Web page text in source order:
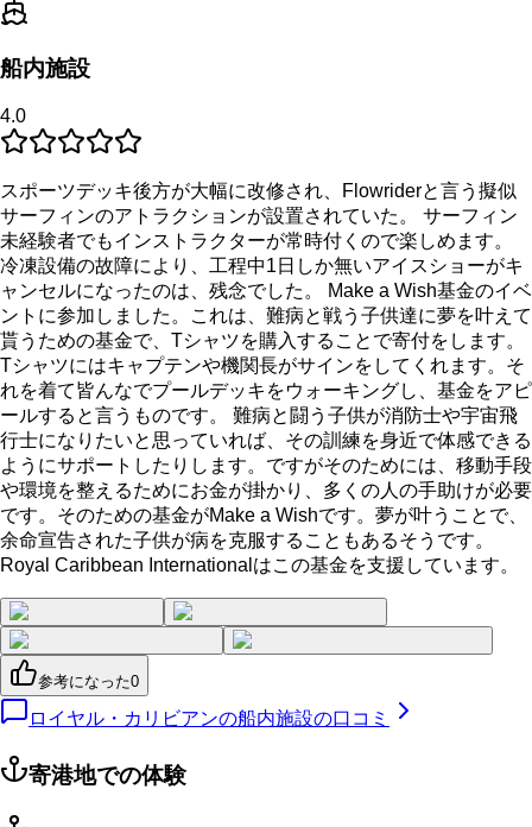
船内施設
4.0
スポーツデッキ後方が大幅に改修され、Flowriderと言う擬似
サーフィンのアトラクションが設置されていた。 サーフィン
未経験者でもインストラクターが常時付くので楽しめます。
冷凍設備の故障により、工程中1日しか無いアイスショーがキ
ャンセルになったのは、残念でした。 Make a Wish基金のイベ
ントに参加しました。これは、難病と戦う子供達に夢を叶えて
貰うための基金で、Tシャツを購入することで寄付をします。
Tシャツにはキャプテンや機関長がサインをしてくれます。そ
れを着て皆んなでプールデッキをウォーキングし、基金をアピ
ールすると言うものです。 難病と闘う子供が消防士や宇宙飛
行士になりたいと思っていれば、その訓練を身近で体感できる
ようにサポートしたりします。ですがそのためには、移動手段
や環境を整えるためにお金が掛かり、多くの人の手助けが必要
です。そのための基金がMake a Wishです。夢が叶うことで、
余命宣告された子供が病を克服することもあるそうです。
Royal Caribbean Internationalはこの基金を支援しています。
参考になった0
ロイヤル・カリビアンの船内施設の口コミ
寄港地での体験